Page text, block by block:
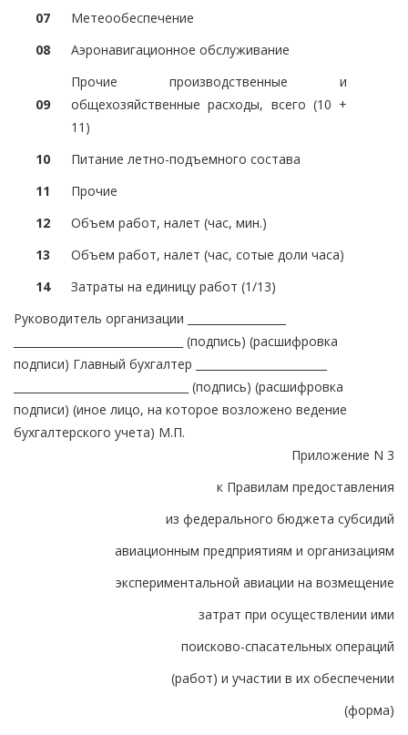
07
Метеообеспечение
08
Аэронавигационное обслуживание
09
Прочие производственные и
общехозяйственные расходы, всего (10 +
11)
10
Питание летно-подъемного состава
11
Прочие
12
Объем работ, налет (час, мин.)
13
Объем работ, налет (час, сотые доли часа)
14
Затраты на единицу работ (1/13)
Руководитель организации __________________
_______________________________ (подпись) (расшифровка
подписи) Главный бухгалтер ________________________
________________________________ (подпись) (расшифровка
подписи) (иное лицо, на которое возложено ведение
бухгалтерского учета) М.П.
Приложение N 3
к Правилам предоставления
из федерального бюджета субсидий
авиационным предприятиям и организациям
экспериментальной авиации на возмещение
затрат при осуществлении ими
поисково-спасательных операций
(работ) и участии в их обеспечении
(форма)